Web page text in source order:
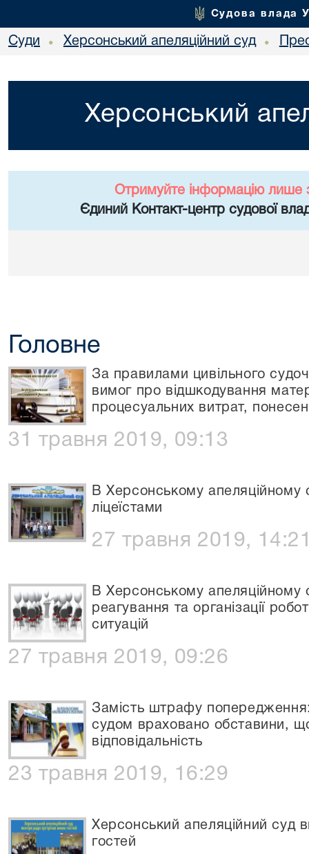
Судова влада
Суди • Херсонський апеляційний суд •
Херсонський
Отримуйте інформацію лише
Єдиний Контакт-центр судової
Головне
За правилами цивільного
вимог про відшкодування
процесуальних витрат,
31 травня 2019, 09:13
В Херсонському апеляційному
ліцеїстами
27 травня 2019,
В Херсонському апеляційному
реагування та організації
ситуацій
27 травня 2019, 09:26
Замість штрафу
судом враховано обставини,
відповідальність
23 травня 2019, 16:29
Херсонський апеляційний суд
гостей